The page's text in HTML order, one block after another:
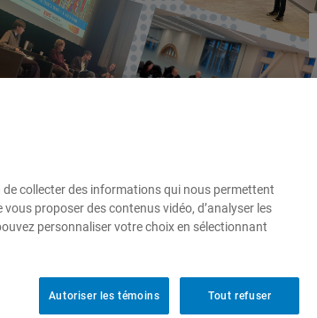
un an après
collecter des informations qui nous permettent
vous proposer des contenus vidéo, d’analyser les
personnaliser votre choix en sélectionnant
Tout refuser
Autoriser les témoins